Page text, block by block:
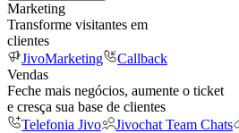
Marketing
Transforme visitantes em
clientes
JivoMarketing
Callback
Vendas
Feche mais negócios, aumente o ticket
e cresça sua base de clientes
Telefonia Jivo
Jivochat Team Chats